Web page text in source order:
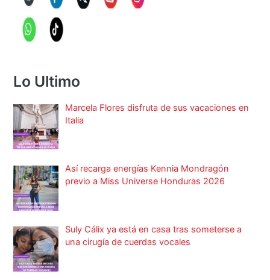
Lo Ultimo
Marcela Flores disfruta de sus vacaciones en
Italia
Así recarga energías Kennia Mondragón
previo a Miss Universe Honduras 2026
Suly Cálix ya está en casa tras someterse a
una cirugía de cuerdas vocales